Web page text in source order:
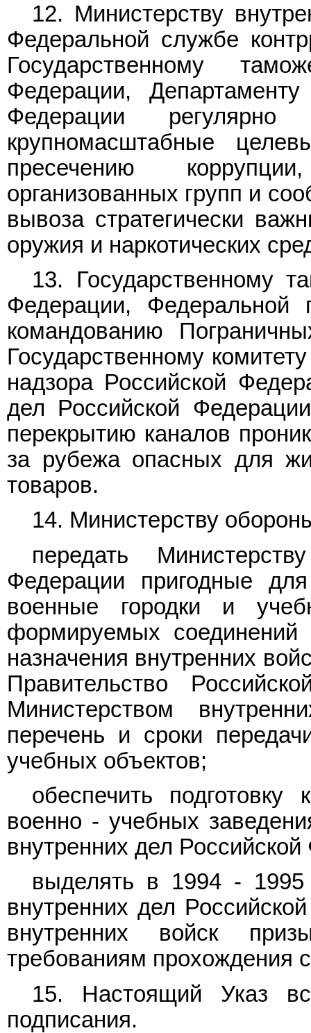
12. Министерству
Федеральной службе
Государственному
Федерации,
Федерации регулярно
крупномасштабные
пресечению
организованных групп и
вывоза стратегически
оружия и наркотических
13. Государственному
Федерации, Федеральной
командованию
Государственному
надзора Российской
дел Российской
перекрытию каналов
за рубежа опасных для
товаров.
14. Министерству
передать
Федерации пригодные
военные городки и
формируемых соединений
назначения внутренних
Правительство
Министерством
перечень и сроки
учебных объектов;
обеспечить
военно - учебных
внутренних дел
выделять в 1994 - 1995
внутренних дел
внутренних войск
требованиям прохождения
15. Настоящий Указ
подписания.